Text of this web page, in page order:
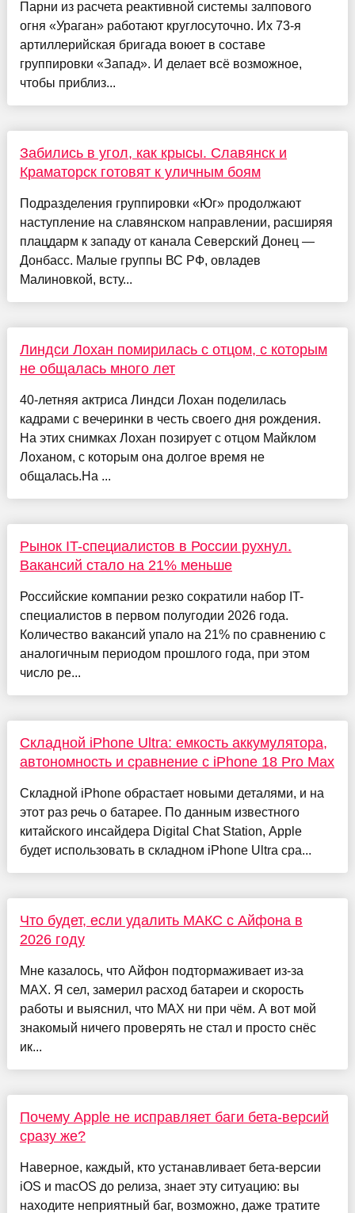
Парни из расчета реактивной системы залпового
огня «Ураган» работают круглосуточно. Их 73-я
артиллерийская бригада воюет в составе
группировки «Запад». И делает всё возможное,
чтобы приблиз...
Забились в угол, как крысы. Славянск и
Краматорск готовят к уличным боям
Подразделения группировки «Юг» продолжают
наступление на славянском направлении, расширяя
плацдарм к западу от канала Северский Донец —
Донбасс. Малые группы ВС РФ, овладев
Малиновкой, всту...
Линдси Лохан помирилась с отцом, с которым
не общалась много лет
40-летняя актриса Линдси Лохан поделилась
кадрами с вечеринки в честь своего дня рождения.
На этих снимках Лохан позирует с отцом Майклом
Лоханом, с которым она долгое время не
общалась.На ...
Рынок IT-специалистов в России рухнул.
Вакансий стало на 21% меньше
Российские компании резко сократили набор IT-
специалистов в первом полугодии 2026 года.
Количество вакансий упало на 21% по сравнению с
аналогичным периодом прошлого года, при этом
число ре...
Складной iPhone Ultra: емкость аккумулятора,
автономность и сравнение с iPhone 18 Pro Max
Складной iPhone обрастает новыми деталями, и на
этот раз речь о батарее. По данным известного
китайского инсайдера Digital Chat Station, Apple
будет использовать в складном iPhone Ultra сра...
Что будет, если удалить МАКС с Айфона в
2026 году
Мне казалось, что Айфон подтормаживает из-за
MAX. Я сел, замерил расход батареи и скорость
работы и выяснил, что MAX ни при чём. А вот мой
знакомый ничего проверять не стал и просто снёс
ик...
Почему Apple не исправляет баги бета-версий
сразу же?
Наверное, каждый, кто устанавливает бета-версии
iOS и macOS до релиза, знает эту ситуацию: вы
находите неприятный баг, возможно, даже тратите